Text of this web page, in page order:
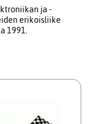
ja -
erikoisliike
1991.